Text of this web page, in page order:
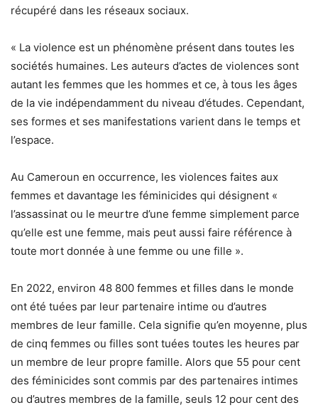
récupéré dans les réseaux sociaux.
« La violence est un phénomène présent dans toutes les
sociétés humaines. Les auteurs d’actes de violences sont
autant les femmes que les hommes et ce, à tous les âges
de la vie indépendamment du niveau d’études. Cependant,
ses formes et ses manifestations varient dans le temps et
l’espace.
Au Cameroun en occurrence, les violences faites aux
femmes et davantage les féminicides qui désignent «
l’assassinat ou le meurtre d’une femme simplement parce
qu’elle est une femme, mais peut aussi faire référence à
toute mort donnée à une femme ou une fille ».
En 2022, environ 48 800 femmes et filles dans le monde
ont été tuées par leur partenaire intime ou d’autres
membres de leur famille. Cela signifie qu’en moyenne, plus
de cinq femmes ou filles sont tuées toutes les heures par
un membre de leur propre famille. Alors que 55 pour cent
des féminicides sont commis par des partenaires intimes
ou d’autres membres de la famille, seuls 12 pour cent des